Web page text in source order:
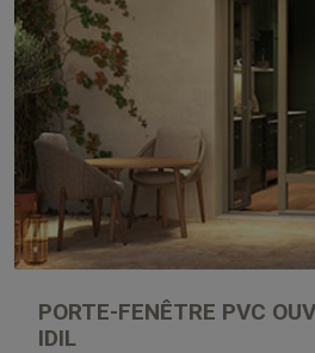
PORTE-FENÊTRE PVC
IDIL